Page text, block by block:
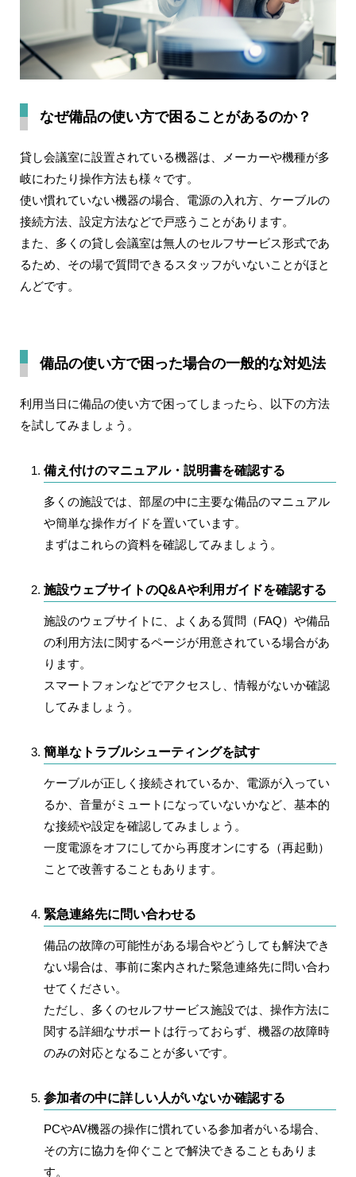
なぜ備品の使い方で困ることがあるのか？
貸し会議室に設置されている機器は、メーカーや機種が多
岐にわたり操作方法も様々です。
使い慣れていない機器の場合、電源の入れ方、ケーブルの
接続方法、設定方法などで戸惑うことがあります。
また、多くの貸し会議室は無人のセルフサービス形式であ
るため、その場で質問できるスタッフがいないことがほと
んどです。
備品の使い方で困った場合の一般的な対処法
利用当日に備品の使い方で困ってしまったら、以下の方法
を試してみましょう。
備え付けのマニュアル・説明書を確認する
多くの施設では、部屋の中に主要な備品のマニュアル
や簡単な操作ガイドを置いています。
まずはこれらの資料を確認してみましょう。
施設ウェブサイトのQ&Aや利用ガイドを確認する
施設のウェブサイトに、よくある質問（FAQ）や備品
の利用方法に関するページが用意されている場合があ
ります。
スマートフォンなどでアクセスし、情報がないか確認
してみましょう。
簡単なトラブルシューティングを試す
ケーブルが正しく接続されているか、電源が入ってい
るか、音量がミュートになっていないかなど、基本的
な接続や設定を確認してみましょう。
一度電源をオフにしてから再度オンにする（再起動）
ことで改善することもあります。
緊急連絡先に問い合わせる
備品の故障の可能性がある場合やどうしても解決でき
ない場合は、事前に案内された緊急連絡先に問い合わ
せてください。
ただし、多くのセルフサービス施設では、操作方法に
関する詳細なサポートは行っておらず、機器の故障時
のみの対応となることが多いです。
参加者の中に詳しい人がいないか確認する
PCやAV機器の操作に慣れている参加者がいる場合、
その方に協力を仰ぐことで解決できることもありま
す。